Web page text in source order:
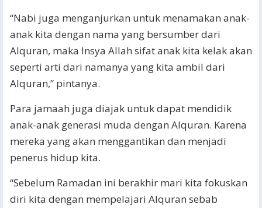
“Nabi juga menganjurkan untuk menamakan anak-
anak kita dengan nama yang bersumber dari
Alquran, maka Insya Allah sifat anak kita kelak akan
seperti arti dari namanya yang kita ambil dari
Alquran,” pintanya.
Para jamaah juga diajak untuk dapat mendidik
anak-anak generasi muda dengan Alquran. Karena
mereka yang akan menggantikan dan menjadi
penerus hidup kita.
“Sebelum Ramadan ini berakhir mari kita fokuskan
diri kita dengan mempelajari Alquran sebab